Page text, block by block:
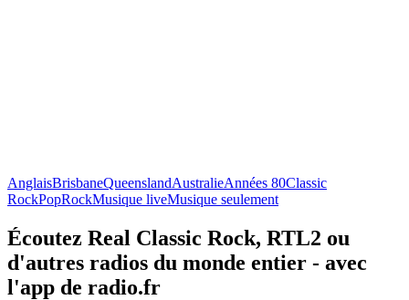
AnglaisBrisbaneQueenslandAustralieAnnées 80Classic
RockPopRockMusique liveMusique seulement
Écoutez Real Classic Rock, RTL2 ou
d'autres radios du monde entier - avec
l'app de radio.fr